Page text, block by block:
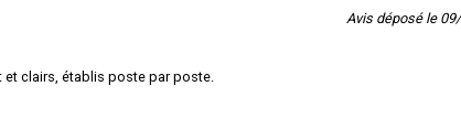
Avis déposé le
et clairs, établis poste par poste.